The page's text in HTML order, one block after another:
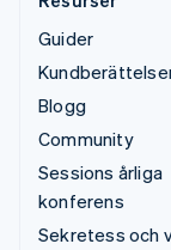
Guider
Blogg
Community
Sessions årliga
konferens
Sekretess och